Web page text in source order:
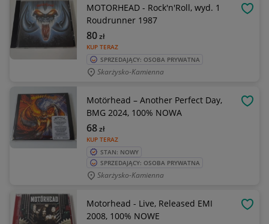
MOTORHEAD - Rock'n'Roll, wyd. 1
Roudrunner 1987
KUP TERAZ
80zł
SPRZEDAJĄCY: OSOBA PRYWATNA
Skarżysko-Kamienna
Motörhead – Another Perfect Day,
BMG 2024, 100% NOWA
KUP TERAZ
68zł
STAN: NOWY
SPRZEDAJĄCY: OSOBA PRYWATNA
Skarżysko-Kamienna
Motorhead - Live, Released EMI
2008, 100% NOWE